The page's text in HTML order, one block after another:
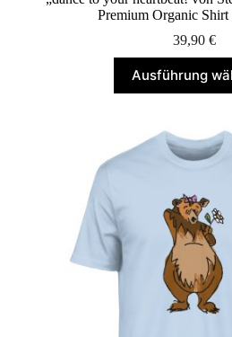
Premium Organic
39,90€
Ausführung
weist
auf.
Die
können
auf
der
gewählt
werden